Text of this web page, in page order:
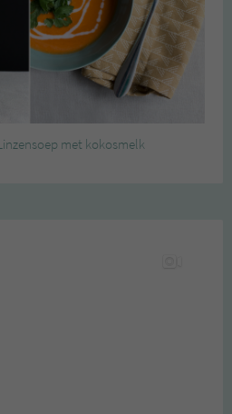
met kokosmelk